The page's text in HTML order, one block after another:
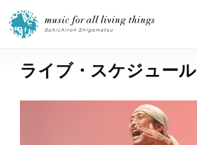
ホーム
ライブ・スケジュール